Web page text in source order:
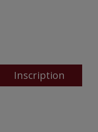
Inscription